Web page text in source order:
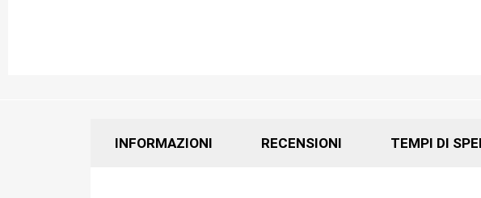
INFORMAZIONI RECENSIONI TEMPI DI